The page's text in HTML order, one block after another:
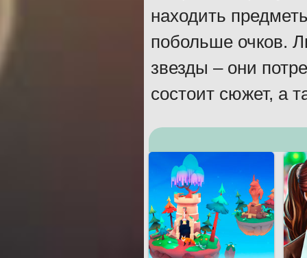
находить
побольше очков.
звезды – они
состоит сюжет, а